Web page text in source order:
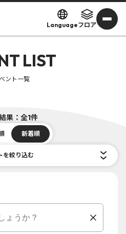
Languageフロア
LIST
ント一覧
果：全1件
新着順
を絞り込む